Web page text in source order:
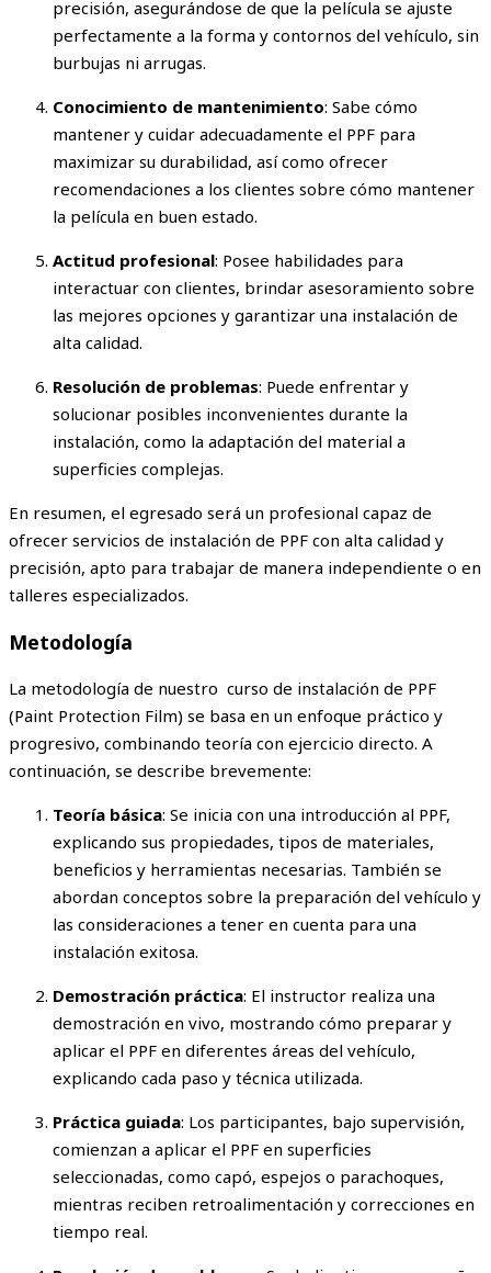
precisión, asegurándose de que la película se ajuste
perfectamente a la forma y contornos del vehículo, sin
burbujas ni arrugas.
Conocimiento de mantenimiento: Sabe cómo
mantener y cuidar adecuadamente el PPF para
maximizar su durabilidad, así como ofrecer
recomendaciones a los clientes sobre cómo mantener
la película en buen estado.
Actitud profesional: Posee habilidades para
interactuar con clientes, brindar asesoramiento sobre
las mejores opciones y garantizar una instalación de
alta calidad.
Resolución de problemas: Puede enfrentar y
solucionar posibles inconvenientes durante la
instalación, como la adaptación del material a
superficies complejas.
En resumen, el egresado será un profesional capaz de
ofrecer servicios de instalación de PPF con alta calidad y
precisión, apto para trabajar de manera independiente o en
talleres especializados.
Metodología
La metodología de nuestro curso de instalación de PPF
(Paint Protection Film) se basa en un enfoque práctico y
progresivo, combinando teoría con ejercicio directo. A
continuación, se describe brevemente:
Teoría básica: Se inicia con una introducción al PPF,
explicando sus propiedades, tipos de materiales,
beneficios y herramientas necesarias. También se
abordan conceptos sobre la preparación del vehículo y
las consideraciones a tener en cuenta para una
instalación exitosa.
Demostración práctica: El instructor realiza una
demostración en vivo, mostrando cómo preparar y
aplicar el PPF en diferentes áreas del vehículo,
explicando cada paso y técnica utilizada.
Práctica guiada: Los participantes, bajo supervisión,
comienzan a aplicar el PPF en superficies
seleccionadas, como capó, espejos o parachoques,
mientras reciben retroalimentación y correcciones en
tiempo real.